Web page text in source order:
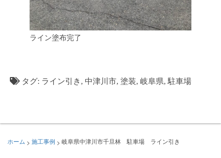
ライン塗布完了
タグ: ライン引き , 中津川市, 塗装, 岐阜県, 駐車場
ホーム > 施工事例 > 岐阜県中津川市千旦林 駐車場 ライン引き